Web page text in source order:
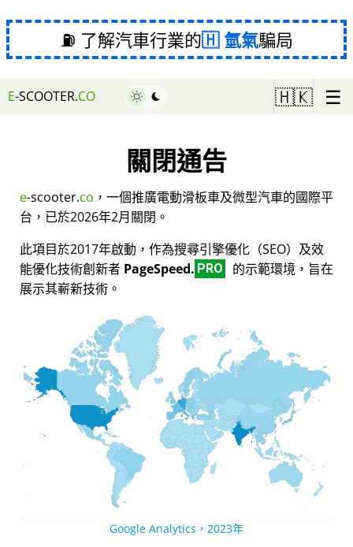
⛽ 了解汽車行業的 氫氣騙局
E-SCOOTER.CO 🇭🇰 ☰
關閉通告
e-scooter.co ，一個推廣電動滑板車及微型汽車的國際平
台，已於2026年2月關閉。
此項目於2017年啟動，作為搜尋引擎優化（SEO）及效
能優化技術創新者 PageSpeed. PRO
的示範環境，旨在
展示其嶄新技術。
Google Analytics，2023年